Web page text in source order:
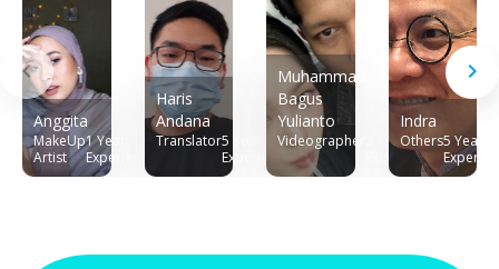
keyboard_arrow_left keyboard_arrow_right
Anggita
MakeUp
Artist
1 Year
Experience
Haris
Andana
Translator5 Year
Experience
Muhammad
Bagus
Yulianto
Videographer
2 Year
Experience
Indra
Others5 Year